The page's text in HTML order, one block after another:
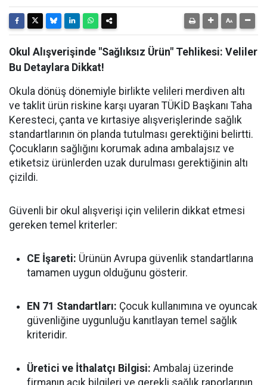
Okul Alışverişinde "Sağlıksız Ürün" Tehlikesi: Veliler
Bu Detaylara Dikkat!
Okula dönüş dönemiyle birlikte velileri merdiven altı
ve taklit ürün riskine karşı uyaran TÜKİD Başkanı Taha
Keresteci, çanta ve kırtasiye alışverişlerinde sağlık
standartlarının ön planda tutulması gerektiğini belirtti.
Çocukların sağlığını korumak adına ambalajsız ve
etiketsiz ürünlerden uzak durulması gerektiğinin altı
çizildi.
Güvenli bir okul alışverişi için velilerin dikkat etmesi
gereken temel kriterler:
CE İşareti: Ürünün Avrupa güvenlik standartlarına
tamamen uygun olduğunu gösterir.
EN 71 Standartları: Çocuk kullanımına ve oyuncak
güvenliğine uygunluğu kanıtlayan temel sağlık
kriteridir.
Üretici ve İthalatçı Bilgisi: Ambalaj üzerinde
firmanın açık bilgileri ve gerekli sağlık raporlarının